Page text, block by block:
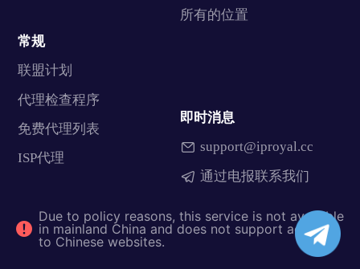
所有的位置
常规
联盟计划
代理检查程序
免费代理列表
ISP代理
即时消息
support@iproyal.cc
通过电报联系我们
Due to policy reasons, this service is not available
in mainland China and does not support access
to Chinese websites.